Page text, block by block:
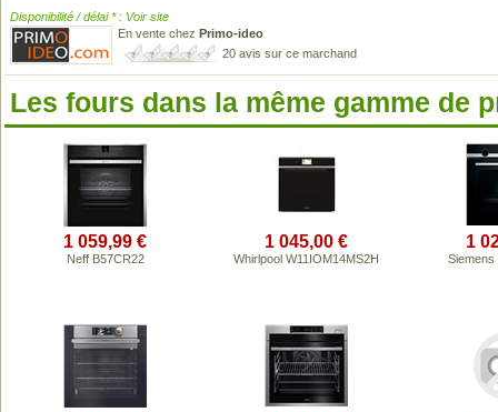
Disponibilité / délai * : Voir site
En vente chez Primo-ideo
20 avis sur ce marchand
Les fours dans la même gamme de
1 059,99 €
Neff B57CR22
1 045,00 €
Whirlpool W11IOM14MS2H
1
Siemens